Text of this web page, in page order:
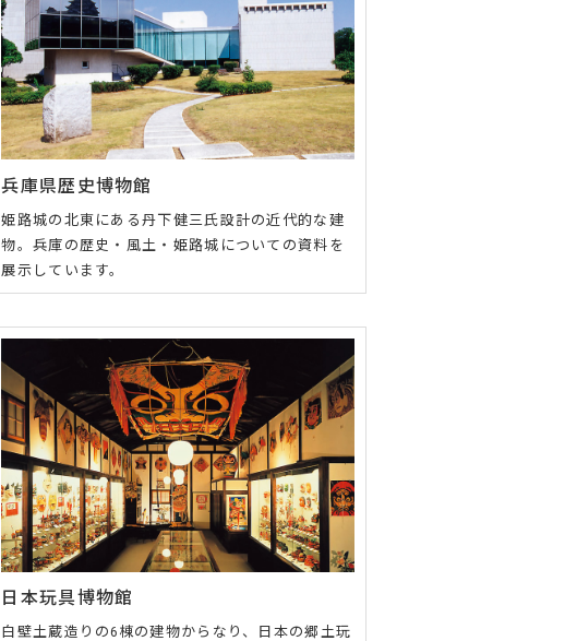
兵庫県歴史博物館
姫路城の北東にある丹下健三氏設計の近代的な建
物。兵庫の歴史・風土・姫路城についての資料を
展示しています。
日本玩具博物館
白壁土蔵造りの6棟の建物からなり、日本の郷土玩